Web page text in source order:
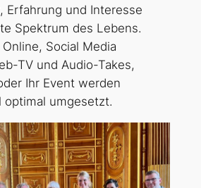
Erfahrung und Interesse
Spektrum des Lebens.
Social Media
TV und Audio-Takes,
Ihr Event werden
optimal umgesetzt.